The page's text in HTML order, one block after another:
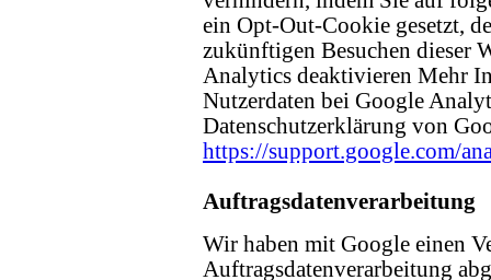
ein Opt-Out-Cookie gesetzt,
zukünftigen Besuchen dieser
Analytics deaktivieren Mehr
Nutzerdaten bei Google
Datenschutzerklärung von
https://support.google.com/
Auftragsdatenverarbeitung
Wir haben mit Google einen
Auftragsdatenverarbeitung